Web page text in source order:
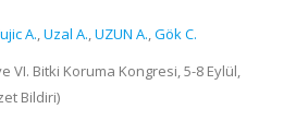
A.,Uzal A.,UZUN A.,Gök C.
VI. Bitki Koruma Kongresi, 5-8 Eylül,
Bildiri)